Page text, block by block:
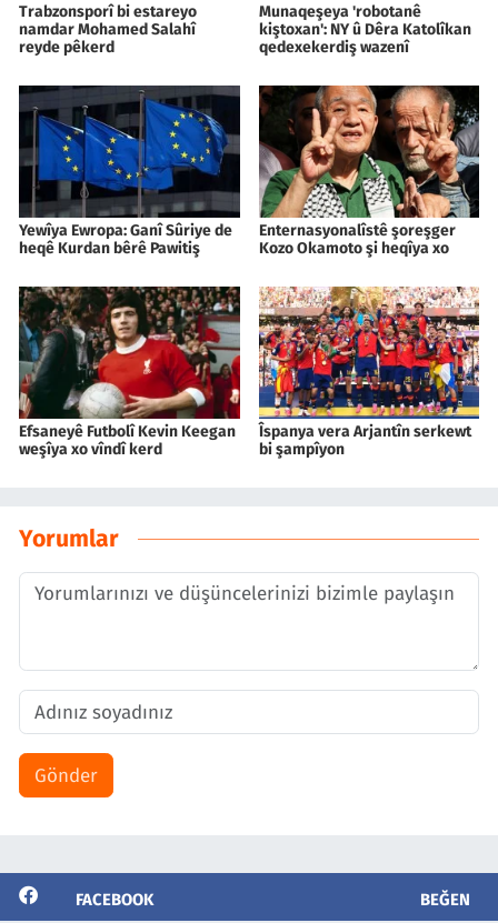
Trabzonsporî bi estareyo
namdar Mohamed Salahî
reyde pêkerd
Munaqeşeya 'robotanê
kiştoxan': NY û Dêra Katolîkan
qedexekerdiş wazenî
Yewîya Ewropa: Ganî Sûriye de
heqê Kurdan bêrê Pawitiş
Enternasyonalîstê şoreşger
Kozo Okamoto şi heqîya xo
Efsaneyê Futbolî Kevin Keegan
weşîya xo vîndî kerd
Îspanya vera Arjantîn serkewt
bi şampîyon
Yorumlar
Gönder
FACEBOOK BEĞEN